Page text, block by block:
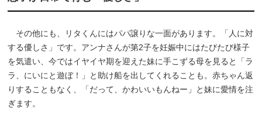
その他にも、リタくんにはパパ譲りな一面があります。「人に対
する優しさ」です。アンナさんが第2子を妊娠中にはたびたび様子
を気遣い、今ではイヤイヤ期を迎えた妹に手こずる母を見ると「ラ
ラ、にいにと遊ぼ！」と助け船を出してくれることも。赤ちゃん返
りすることもなく、「だって、かわいいもんねー」と妹に愛情を注
ぎます。